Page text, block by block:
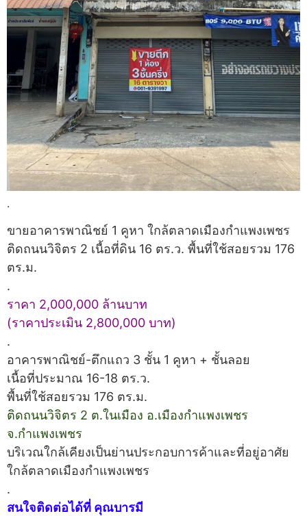
.
ขายอาคารพาณิชย์ 1 คูหา ใกล้ตลาดเมืองกำแพงเพชร
ติดถนนวิจิตร 2 เนื้อที่ดิน 16 ตร.ว. พื้นที่ใช้สอยรวม 176
ตร.ม.
.
ราคา 2,000,000 ล้านบาท
(ราคาประเมิน 2,800,000 บาท)
.
อาคารพาณิชย์-ตึกแถว 3 ชั้น 1 คูหา + ชั้นลอย
เนื้อที่ประมาณ 16-18 ตร.ว.
พื้นที่ใช้สอยรวม 176 ตร.ม.
ติดถนนวิจิตร 2 ต.ในเมือง อ.เมืองกำแพงเพชร
จ.กำแพงเพชร
บริเวณใกล้เคียงเป็นย่านประกอบการค้าและที่อยู่อาศัย
ใกล้ตลาดเมืองกำแพงเพชร
.
สนใจติดต่อได้ที่ คุณบารมี